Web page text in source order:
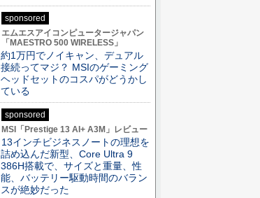
sponsored
エムエスアイコンピュータージャパン
「MAESTRO 500 WIRELESS」
約1万円でノイキャン、デュアル
接続ってマジ？ MSIのゲーミング
ヘッドセットのコスパがどうかし
ている
sponsored
MSI「Prestige 13 AI+ A3M」レビュー
13インチビジネスノートの理想を
詰め込んだ新型、Core Ultra 9
386H搭載で、サイズと重量、性
能、バッテリー駆動時間のバラン
スが絶妙だった